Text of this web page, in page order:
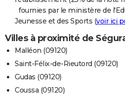
fournies par le ministère de
Jeunesse et des Sports (voir ici
Villes à proximité de
Malléon (09120)
Saint-Félix-de-Rieutord (09120)
Gudas (09120)
Coussa (09120)